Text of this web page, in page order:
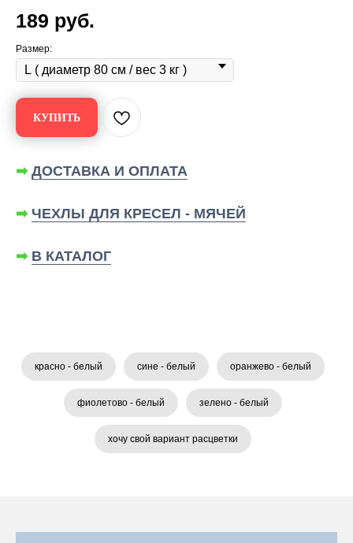
189 руб.
Размер:
КУПИТЬ
➡ ДОСТАВКА И ОПЛАТА
➡ ЧЕХЛЫ ДЛЯ КРЕСЕЛ - МЯЧЕЙ
➡ В КАТАЛОГ
красно - белый сине - белый оранжево - белый
фиолетово - белый зелено - белый
хочу свой вариант расцветки